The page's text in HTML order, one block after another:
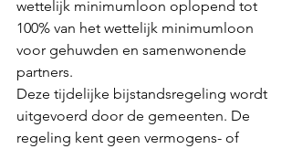
wettelijk minimumloon oplopend tot
100% van het wettelijk minimumloon
voor gehuwden en samenwonende
partners.
Deze tijdelijke bijstandsregeling wordt
uitgevoerd door de gemeenten. De
regeling kent geen vermogens- of